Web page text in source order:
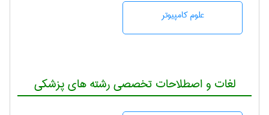
علوم کامپیوتر
لغات و اصطلاحات تخصصی رشته های پزشکی